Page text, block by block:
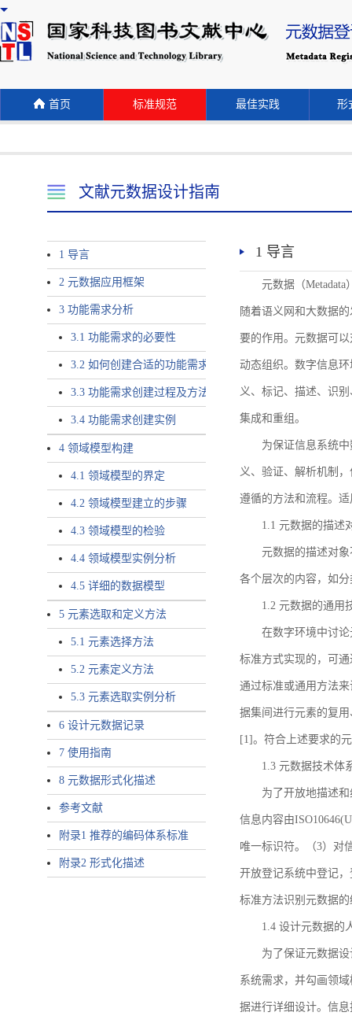
首页 标准规范 最佳实践 形
文献元数据设计指南
1 导言
2 元数据应用框架
3 功能需求分析
3.1 功能需求的必要性
3.2 如何创建合适的功能需求
3.3 功能需求创建过程及方法
3.4 功能需求创建实例
4 领域模型构建
4.1 领域模型的界定
4.2 领域模型建立的步骤
4.3 领域模型的检验
4.4 领域模型实例分析
4.5 详细的数据模型
5 元素选取和定义方法
5.1 元素选择方法
5.2 元素定义方法
5.3 元素选取实例分析
6 设计元数据记录
7 使用指南
8 元数据形式化描述
参考文献
附录1 推荐的编码体系标准
附录2 形式化描述
1 导言
元数据（
随着语义网和大数据
要的作用。元数据可
动态组织。数字信息
义、标记、描述、识
集成和重组。
为保证信息系统
义、验证、解析机制
遵循的方法和流程。
1.1 元数据的描述
元数据的描述对
各个层次的内容，如
1.2 元数据的通用
在数字环境中讨
标准方式实现的，可
通过标准或通用方法
据集间进行元素的复
[1]。符合上述要求的
1.3 元数据技术体
为了开放地描述
信息内容由
唯一标识符。（3）对
开放登记系统中登记
标准方法识别元数据
1.4 设计元数据的
为了保证元数据
系统需求，并勾画领
据进行详细设计。信